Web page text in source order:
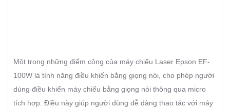
Một trong những điểm cộng của máy chiếu Laser Epson EF-
100W là tính năng điều khiển bằng giọng nói, cho phép người
dùng điều khiển máy chiếu bằng giọng nói thông qua micro
tích hợp. Điều này giúp người dùng dễ dàng thao tác với máy